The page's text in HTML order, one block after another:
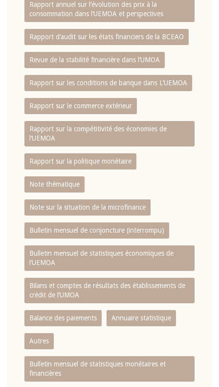
Rapport annuel sur l‘évolution des prix à la
consommation dans l‘UEMOA et perspectives
Rapport d‘audit sur les états financiers de la BCEAO
Revue de la stabilité financière dans l‘UMOA
Rapport sur les conditions de banque dans L‘UEMOA
Rapport sur le commerce extérieur
Rapport sur la compétitivité des économies de
l‘UEMOA
Rapport sur la politique monétaire
Note thématique
Note sur la situation de la microfinance
Bulletin mensuel de conjoncture (interrompu)
Bulletin mensuel de statistiques économiques de
l‘UEMOA
Bilans et comptes de résultats des établissements de
crédit de l‘UMOA
Balance des paiements Annuaire statistique
Autres
Bulletin mensuel de statistiques monétaires et
financières